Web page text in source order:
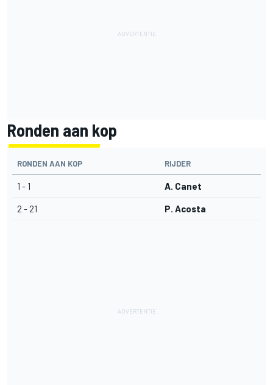
Ronden aan kop
RONDEN AAN KOP RIJDER
1 - 1 A. Canet
2 - 21 P. Acosta